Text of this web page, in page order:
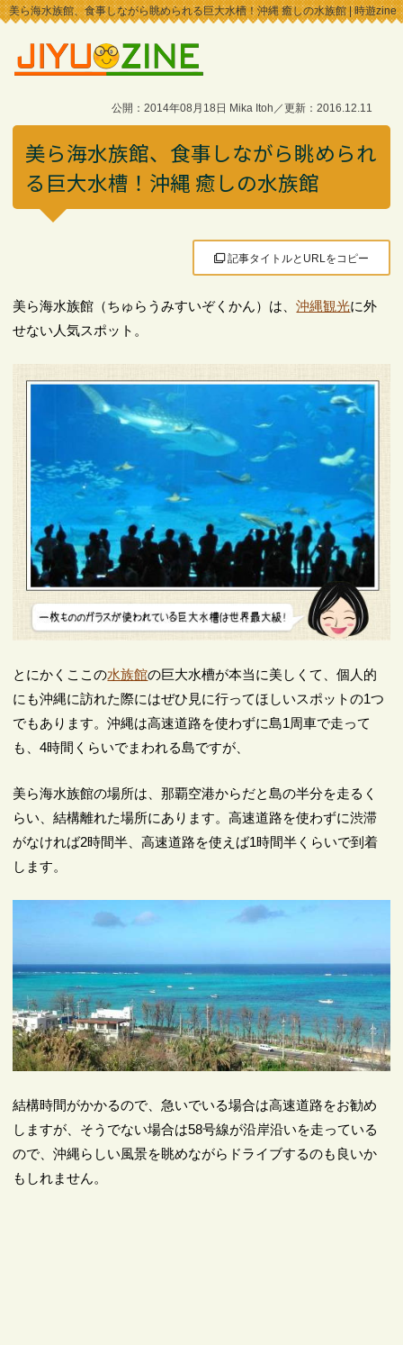
美ら海水族館、食事しながら眺められる巨大水槽！沖縄 癒しの水族館 | 時遊zine
公開：2014年08月18日 Mika Itoh／更新：2016.12.11
美ら海水族館、食事しながら眺められ
る巨大水槽！沖縄 癒しの水族館
記事タイトルとURLをコピー
美ら海水族館（ちゅらうみすいぞくかん）は、沖縄観光に外
せない人気スポット。
とにかくここの水族館の巨大水槽が本当に美しくて、個人的
にも沖縄に訪れた際にはぜひ見に行ってほしいスポットの1つ
でもあります。沖縄は高速道路を使わずに島1周車で走って
も、4時間くらいでまわれる島ですが、
美ら海水族館の場所は、那覇空港からだと島の半分を走るく
らい、結構離れた場所にあります。高速道路を使わずに渋滞
がなければ2時間半、高速道路を使えば1時間半くらいで到着
します。
結構時間がかかるので、急いでいる場合は高速道路をお勧め
しますが、そうでない場合は58号線が沿岸沿いを走っている
ので、沖縄らしい風景を眺めながらドライブするのも良いか
もしれません。